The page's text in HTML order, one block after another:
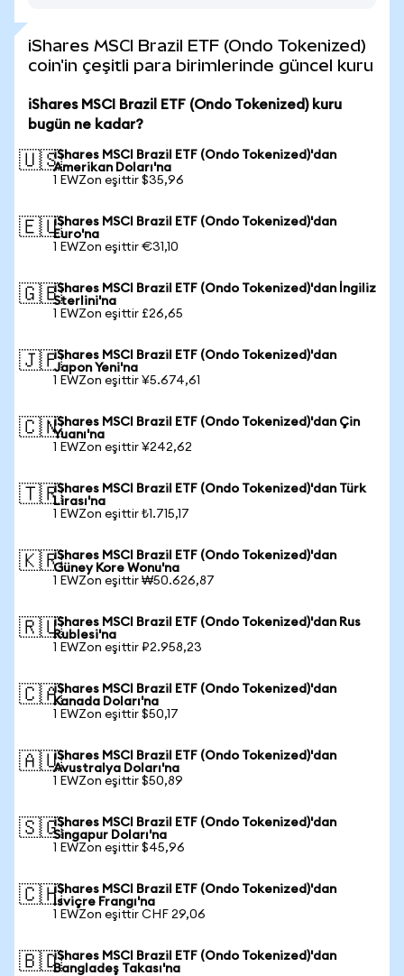
iShares MSCI Brazil ETF (Ondo Tokenized)
coin'in çeşitli para birimlerinde güncel kuru
iShares MSCI Brazil ETF (Ondo Tokenized) kuru
bugün ne kadar?
🇺🇸iShares MSCI Brazil ETF (Ondo Tokenized)'dan
Amerikan Doları'na
1 EWZon eşittir $35,96
🇪🇺iShares MSCI Brazil ETF (Ondo Tokenized)'dan
Euro'na
1 EWZon eşittir €31,10
🇬🇧iShares MSCI Brazil ETF (Ondo Tokenized)'dan İngiliz
Sterlini'na
1 EWZon eşittir £26,65
🇯🇵iShares MSCI Brazil ETF (Ondo Tokenized)'dan
Japon Yeni'na
1 EWZon eşittir ¥5.674,61
🇨🇳iShares MSCI Brazil ETF (Ondo Tokenized)'dan Çin
Yuanı'na
1 EWZon eşittir ¥242,62
🇹🇷iShares MSCI Brazil ETF (Ondo Tokenized)'dan Türk
Lirası'na
1 EWZon eşittir ₺1.715,17
🇰🇷iShares MSCI Brazil ETF (Ondo Tokenized)'dan
Güney Kore Wonu'na
1 EWZon eşittir ₩50.626,87
🇷🇺iShares MSCI Brazil ETF (Ondo Tokenized)'dan Rus
Rublesi'na
1 EWZon eşittir ₽2.958,23
🇨🇦iShares MSCI Brazil ETF (Ondo Tokenized)'dan
Kanada Doları'na
1 EWZon eşittir $50,17
🇦🇺iShares MSCI Brazil ETF (Ondo Tokenized)'dan
Avustralya Doları'na
1 EWZon eşittir $50,89
🇸🇬iShares MSCI Brazil ETF (Ondo Tokenized)'dan
Singapur Doları'na
1 EWZon eşittir $45,96
🇨🇭iShares MSCI Brazil ETF (Ondo Tokenized)'dan
İsviçre Frangı'na
1 EWZon eşittir CHF 29,06
🇧🇩iShares MSCI Brazil ETF (Ondo Tokenized)'dan
Bangladeş Takası'na